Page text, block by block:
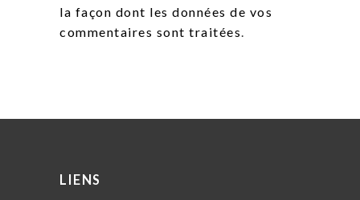
la façon dont les données de vos
commentaires sont traitées.
LIENS